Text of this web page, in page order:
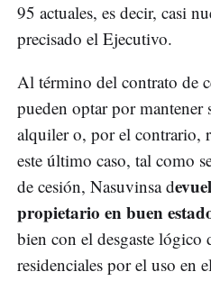
95 actuales, es decir, casi
precisado el Ejecutivo.
Al término del contrato de
pueden optar por
alquiler o, por el contrario,
este último caso, tal como
de cesión, Nasuvinsa d
propietario en buen
bien con el desgaste lógico
residenciales por el uso en